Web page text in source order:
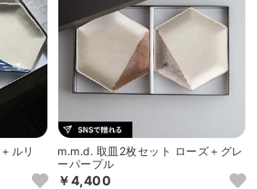
ルリ
m.m.d. 取皿2枚セット ローズ＋グレ
ーパープル
￥4,400